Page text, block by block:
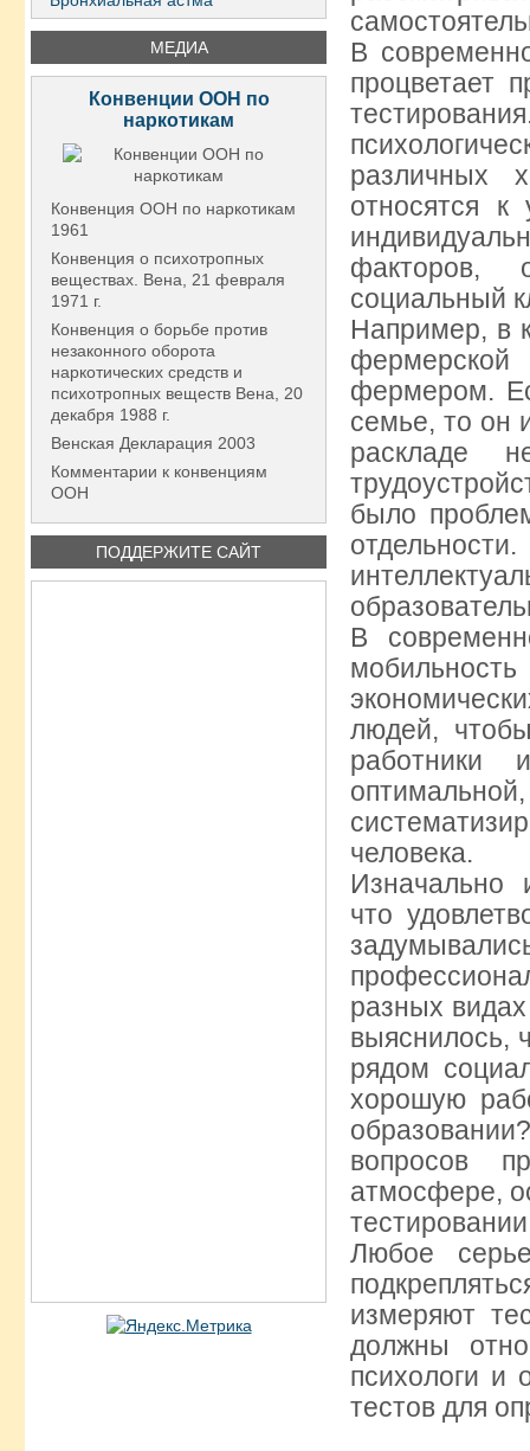
МЕДИА
Конвенции ООН по
наркотикам
Конвенция ООН по наркотикам
1961
Конвенция о психотропных
веществах. Вена, 21 февраля
1971 г.
Конвенция о борьбе против
незаконного оборота
наркотических средств и
психотропных веществ Вена, 20
декабря 1988 г.
Венская Декларация 2003
Комментарии к конвенциям
ООН
ПОДДЕРЖИТЕ САЙТ
В
процветает
различных
относятся
факторов,
социальный
Например, в
фермером.
семье, то он
раскладе
было
В
людей,
работники
человека.
Изначально
что
разных
выяснилось,
рядом
хорошую
вопросов
атмосфере,
Любое
измеряют
должны
психологи и
тестов для